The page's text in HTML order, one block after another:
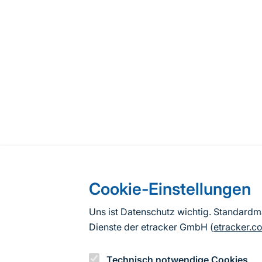
Cookie-Einstellungen
Uns ist Datenschutz wichtig.
Dienste der etracker GmbH (
Technisch notwendige Cookies